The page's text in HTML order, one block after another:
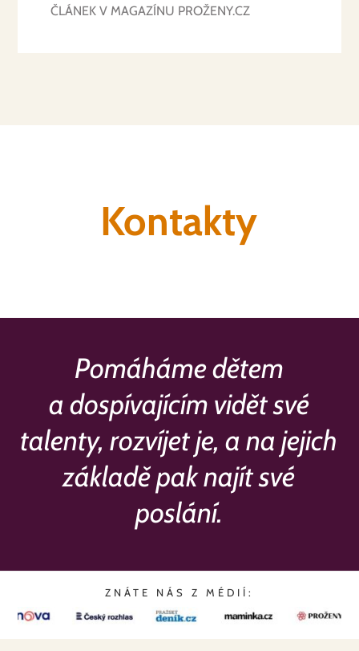
ČLÁNEK V MAGAZÍNU PROŽENY.CZ
Kontakty
Pomáháme dětem
a dospívajícím vidět své
talenty, rozvíjet je, a na jejich
základě pak najít své
poslání.
ZNÁTE NÁS Z MÉDIÍ: